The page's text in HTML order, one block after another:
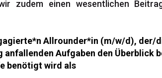
zudem einen wesentlichen
Allrounder*in (m/w/d), der/
Aufgaben den Überblick
benötigt wird als